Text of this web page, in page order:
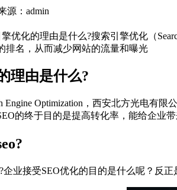
源：admin
化的理由是什么?搜索引擎优化（
排名，从而减少网站的流量和曝光
理由是什么?
Engine Optimization，西安北方光电有
的终于目的是提高转化率，能给企业带
企业接受SEO优化的目的是什么呢？反